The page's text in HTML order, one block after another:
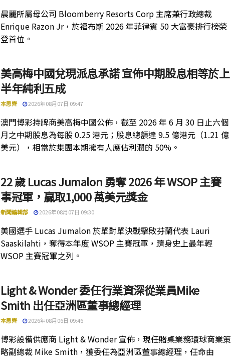
晨麗所屬母公司 Bloomberry Resorts Corp 主席兼行政總裁
Enrique Razon Jr，於福布斯 2026 年菲律賓 50 大富豪排行榜榮
登首位。
美高梅中國兌現派息承諾 宣佈中期股息相等於上
半年純利五成
本思齊 2026年08月07日 09:47
澳門博彩持牌商美高梅中國公佈，截至 2026 年 6 月 30 日止六個
月之中期股息為每股 0.25 港元；股息總額達 9.5 億港元（1.21 億
美元），相當於集團本期擁有人應佔利潤的 50%。
22 歲 Lucas Jumalon 勇奪 2026 年 WSOP 主賽
事冠軍，贏取1,000 萬美元獎金
新聞編輯部 2026年08月07日 09:30
美國選手 Lucas Jumalon 於單對單決戰擊敗芬蘭代表 Lauri
Saaskilahti，奪得本年度 WSOP 主賽冠軍，躋身史上最年輕
WSOP 主賽冠軍之列。
Light & Wonder 委任行業資深從業員Mike
Smith 出任亞洲區董事總經理
本思齊 2026年08月06日 09:46
博彩設備供應商 Light & Wonder 宣佈，現任賭桌業務環球商業策
略副總裁 Mike Smith，獲委任為亞洲區董事總經理，任命由